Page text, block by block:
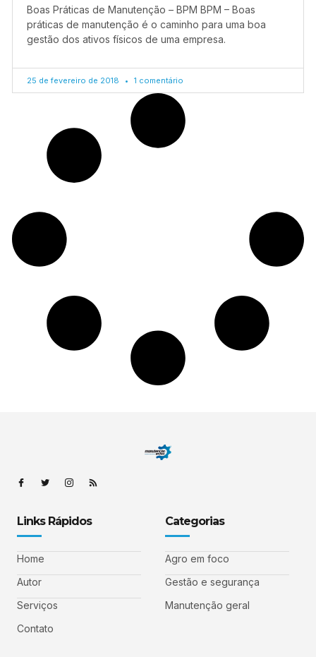
Boas Práticas de Manutenção – BPM BPM – Boas
práticas de manutenção é o caminho para uma boa
gestão dos ativos físicos de uma empresa.
25 de fevereiro de 2018 1 comentário
Links Rápidos
Home
Autor
Serviços
Contato
Categorias
Agro em foco
Gestão e segurança
Manutenção geral